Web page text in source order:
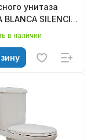
унитаза
BLANCA SILENCIO
в наличии